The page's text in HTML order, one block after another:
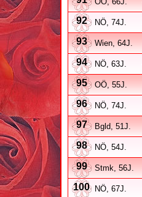
92 NÖ, 74J.
93 Wien, 64J.
94 NÖ, 63J.
95 OÖ, 55J.
96 NÖ, 74J.
97 Bgld, 51J.
98 NÖ, 54J.
99 Stmk, 56J.
100 NÖ, 67J.